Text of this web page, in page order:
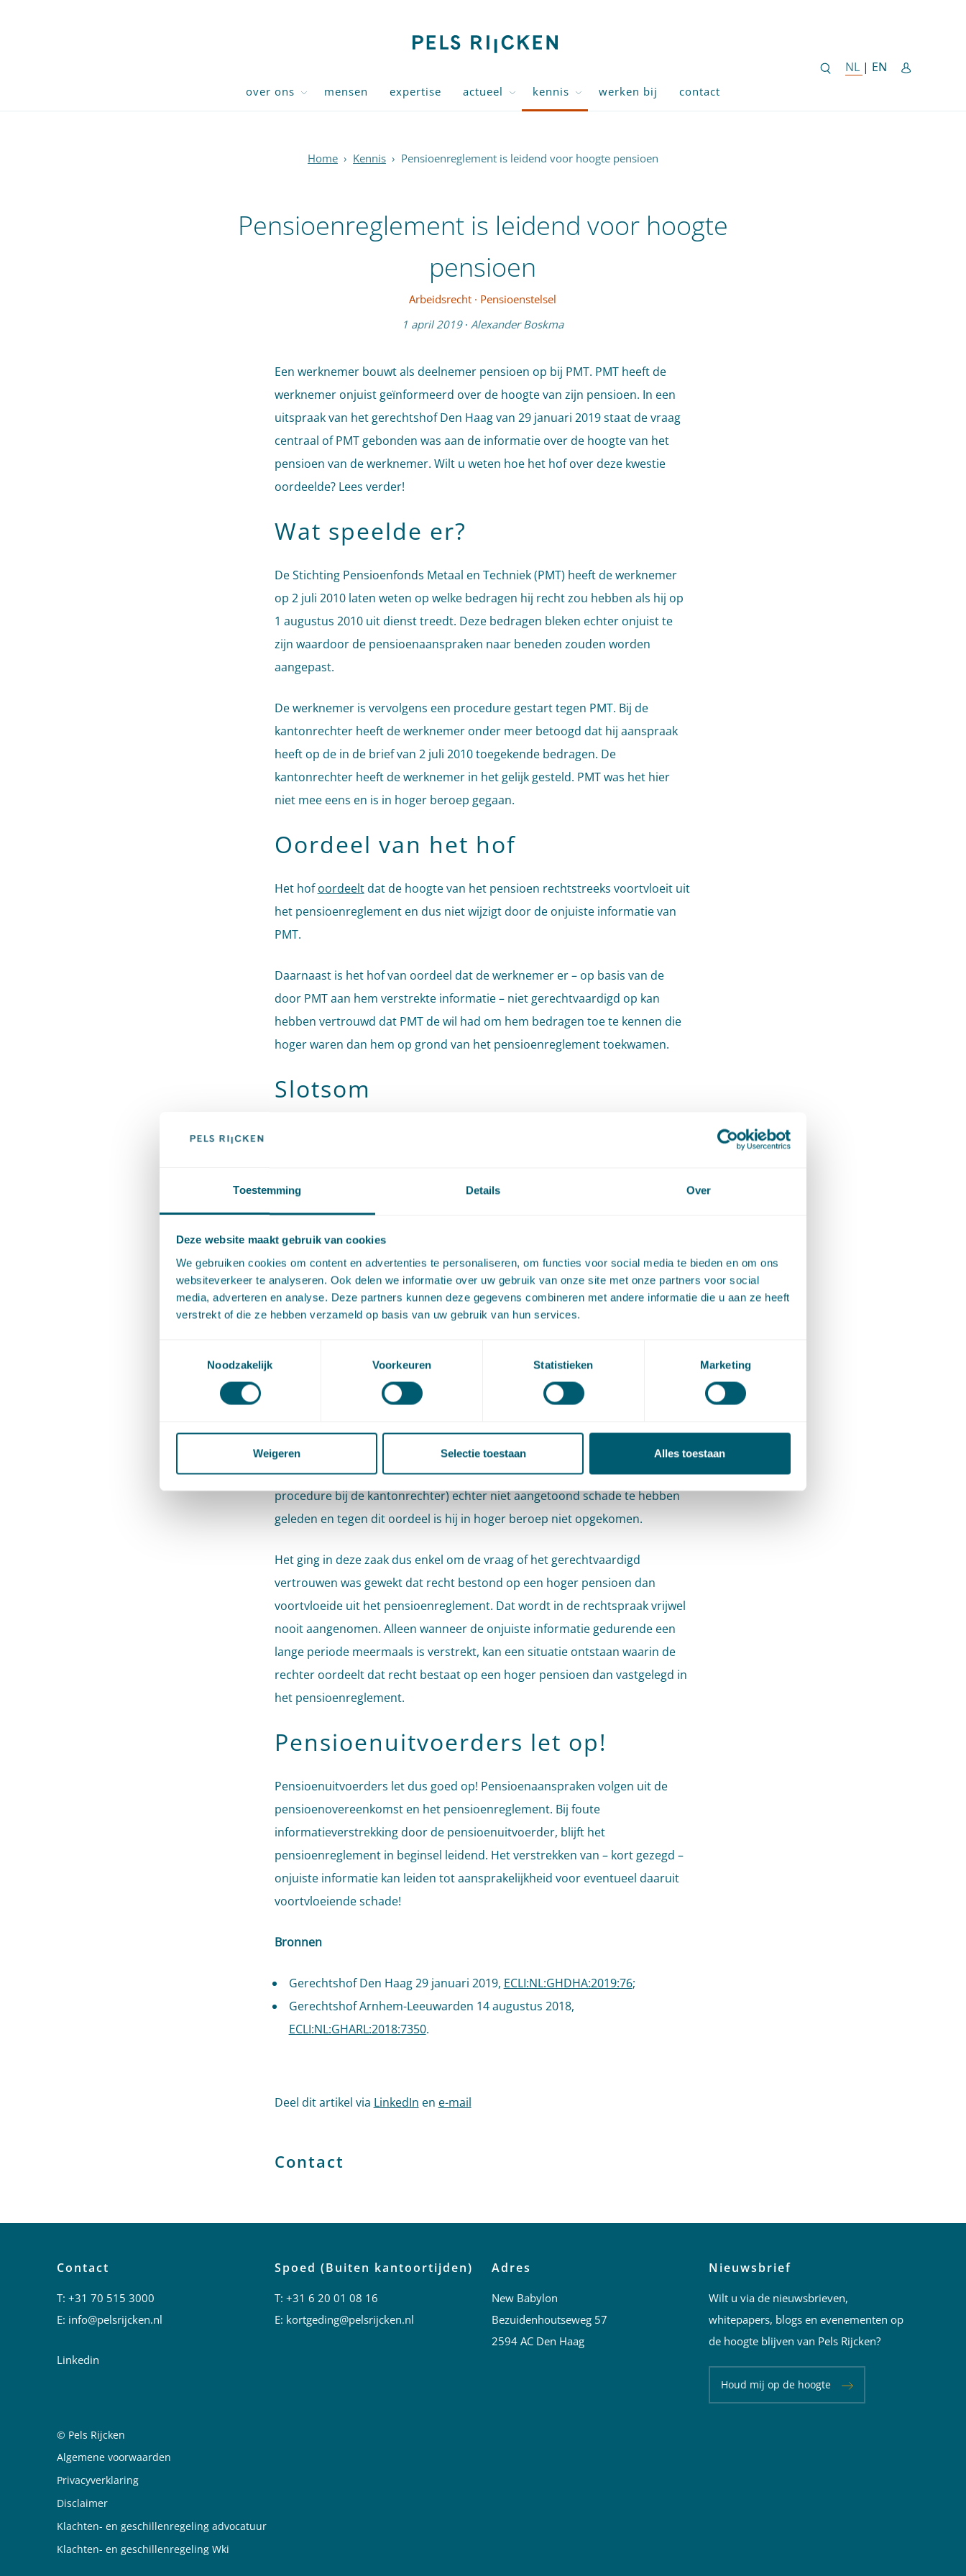
Toestemming Details Over
Deze website maakt gebruik van cookies
We gebruiken cookies om content en advertenties te personaliseren, om functies voor social media te bieden en om ons
websiteverkeer te analyseren. Ook delen we informatie over uw gebruik van onze site met onze partners voor social
media, adverteren en analyse. Deze partners kunnen deze gegevens combineren met andere informatie die u aan ze heeft
verstrekt of die ze hebben verzameld op basis van uw gebruik van hun services.
Noodzakelijk
Voorkeuren Statistieken Marketing
Weigeren Selectie toestaan Alles toestaan
NL NEDERLANDSE
| EN ENGLISH
over ons mensen expertise actueel kennis werken bij contact
Home › Kennis › Pensioenreglement is leidend voor hoogte pensioen
Pensioenreglement is leidend voor hoogte
pensioen
Arbeidsrecht · Pensioenstelsel
1 april 2019 · Alexander Boskma
Een werknemer bouwt als deelnemer pensioen op bij PMT. PMT heeft de
werknemer onjuist geïnformeerd over de hoogte van zijn pensioen. In een
uitspraak van het gerechtshof Den Haag van 29 januari 2019 staat de vraag
centraal of PMT gebonden was aan de informatie over de hoogte van het
pensioen van de werknemer. Wilt u weten hoe het hof over deze kwestie
oordeelde? Lees verder!
Wat speelde er?
De Stichting Pensioenfonds Metaal en Techniek (PMT) heeft de werknemer
op 2 juli 2010 laten weten op welke bedragen hij recht zou hebben als hij op
1 augustus 2010 uit dienst treedt. Deze bedragen bleken echter onjuist te
zijn waardoor de pensioenaanspraken naar beneden zouden worden
aangepast.
De werknemer is vervolgens een procedure gestart tegen PMT. Bij de
kantonrechter heeft de werknemer onder meer betoogd dat hij aanspraak
heeft op de in de brief van 2 juli 2010 toegekende bedragen. De
kantonrechter heeft de werknemer in het gelijk gesteld. PMT was het hier
niet mee eens en is in hoger beroep gegaan.
Oordeel van het hof
Het hofoordeeltdat de hoogte van het pensioen rechtstreeks voortvloeit uit
het pensioenreglement en dus niet wijzigt door de onjuiste informatie van
PMT.
Daarnaast is het hof van oordeel dat de werknemer er – op basis van de
door PMT aan hem verstrekte informatie – niet gerechtvaardigd op kan
hebben vertrouwd dat PMT de wil had om hem bedragen toe te kennen die
hoger waren dan hem op grond van het pensioenreglement toekwamen.
Slotsom
Arnhem-Leeuwarden van 10 april 2018. De pensioenaanspraken volgen
pensioenovereenkomst. Indien een pensioenuitvoerder foutieve informatie
verstrekt over de (hoogte van de) pensioenaanspraken, levert dat in beginsel
geen hoger recht op dan het recht dat voortvloeit uit het reglement.
Vanzelfsprekend mag een pensioenuitvoerder geen foutieve informatie
De informatie die de pensioenuitvoerder verstrekt of beschikbaar stelt, dient
namelijk correct, duidelijk en evenwichtig te zijn. Dit is in artikel 48 PW
onrechtmatigheid op. In beginsel is de pensioenuitvoerder aansprakelijk
voor de daaruit voortvloeiende schade. In dit geval had betrokkene (in de
procedure bij de kantonrechter) echter niet aangetoond schade te hebben
geleden en tegen dit oordeel is hij in hoger beroep niet opgekomen.
Het ging in deze zaak dus enkel om de vraag of het gerechtvaardigd
vertrouwen was gewekt dat recht bestond op een hoger pensioen dan
voortvloeide uit het pensioenreglement. Dat wordt in de rechtspraak vrijwel
nooit aangenomen. Alleen wanneer de onjuiste informatie gedurende een
lange periode meermaals is verstrekt, kan een situatie ontstaan waarin de
rechter oordeelt dat recht bestaat op een hoger pensioen dan vastgelegd in
het pensioenreglement.
Pensioenuitvoerders let op!
Pensioenuitvoerders let dus goed op! Pensioenaanspraken volgen uit de
pensioenovereenkomst en het pensioenreglement. Bij foute
informatieverstrekking door de pensioenuitvoerder, blijft het
pensioenreglement in beginsel leidend. Het verstrekken van – kort gezegd –
onjuiste informatie kan leiden tot aansprakelijkheid voor eventueel daaruit
voortvloeiende schade!
Bronnen
Gerechtshof Den Haag 29 januari 2019, ECLI:NL:GHDHA:2019:76;
Gerechtshof Arnhem-Leeuwarden 14 augustus 2018,
ECLI:NL:GHARL:2018:7350.
Deel dit artikel via LinkedIn en e-mail
Contact
Contact
T:+31 70 515 3000
E: info@pelsrijcken.nl
Linkedin
Spoed (Buiten kantoortijden)
T: +31 6 20 01 08 16
E: kortgeding@pelsrijcken.nl
Adres
New Babylon
Bezuidenhoutseweg 57
2594 AC Den Haag
Nieuwsbrief
Wilt u via de nieuwsbrieven,
whitepapers, blogs en evenementen op
de hoogte blijven van Pels Rijcken?
Houd mij op de hoogte
Juridische informatie
© Pels Rijcken
Algemene voorwaarden
Privacyverklaring
Disclaimer
Klachten- en geschillenregeling advocatuur
Klachten- en geschillenregeling Wki